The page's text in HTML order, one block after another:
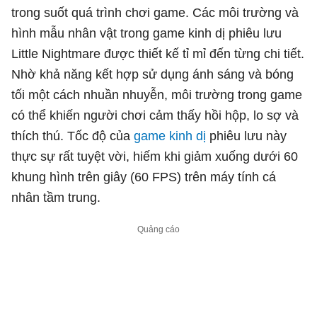
trong suốt quá trình chơi game. Các môi trường và
hình mẫu nhân vật trong game kinh dị phiêu lưu
Little Nightmare được thiết kế tỉ mỉ đến từng chi tiết.
Nhờ khả năng kết hợp sử dụng ánh sáng và bóng
tối một cách nhuần nhuyễn, môi trường trong game
có thể khiến người chơi cảm thấy hồi hộp, lo sợ và
thích thú. Tốc độ của game kinh dị phiêu lưu này
thực sự rất tuyệt vời, hiếm khi giảm xuống dưới 60
khung hình trên giây (60 FPS) trên máy tính cá
nhân tầm trung.